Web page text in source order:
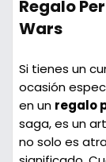
Regalo
Wars
Si tienes un
ocasión
en un regalo
saga, es un
no solo es